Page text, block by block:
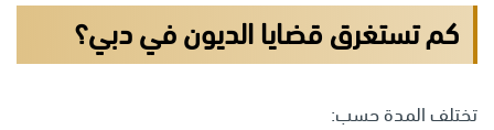
كم تستغرق قضايا الديون في دبي؟
تختلف المدة حسب: